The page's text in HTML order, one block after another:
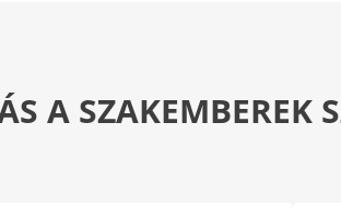
A SZAKEMBEREK